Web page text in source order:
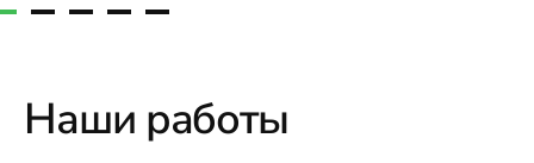
Наши работы